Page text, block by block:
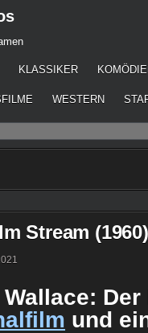
KLASSIKER
WESTERN
Stream (1960)
und